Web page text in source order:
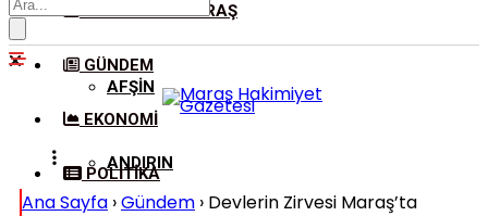
KAHRAMANMARAŞ
AFŞIN
ANDIRIN
GÜNDEM
EKONOMI
POLITIKA
Ana Sayfa ›Gündem › Devlerin Zirvesi Maraş’ta